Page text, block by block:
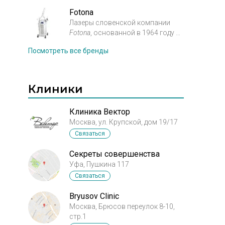
дляомоложения кожи и
устранения ее возрастных
изменений. В наши дни способ
успехом применяется более чем в
и дает потрясающий результат.
Fotona
Лазеры словенской компании
Fotona , основанной в 1964 году —
огромного
технологий.
эта компания является
крупнейшим европейским
производителемлазерного
оборудования для медицинского
Посмотреть все бренды
Клиники
Клиника Вектор
Москва, ул. Крупской, дом 19/17
Связаться
Секреты совершенства
Уфа, Пушкина 117
Связаться
Bryusov Clinic
Москва, Брюсов переулок 8-10,
стр.1